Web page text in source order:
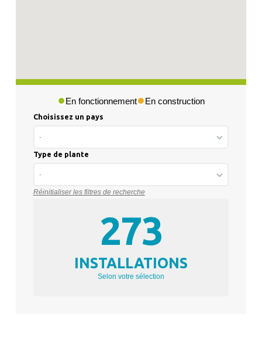
En fonctionnement En construction
Choisissez un pays
-
Type de plante
-
Réinitialiser les filtres de recherche
273
INSTALLATIONS
Selon votre sélection